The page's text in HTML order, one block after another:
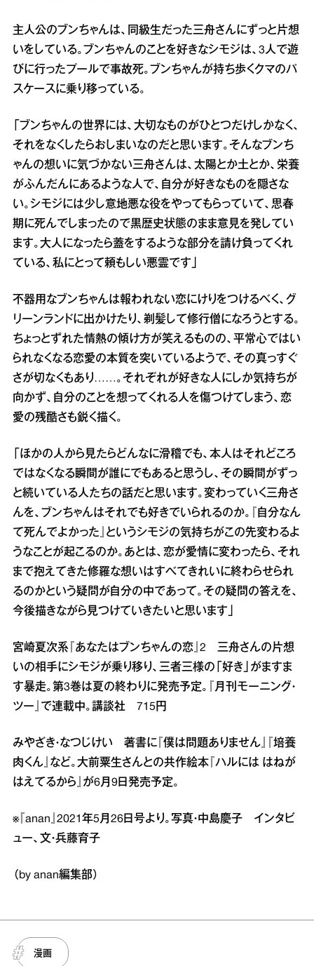
主人公のブンちゃんは、同級生だった三舟さんにずっと片想
いをしている。ブンちゃんのことを好きなシモジは、3人で遊
びに行ったプールで事故死。ブンちゃんが持ち歩くクマのパ
スケースに乗り移っている。
「ブンちゃんの世界には、大切なものがひとつだけしかなく、
それをなくしたらおしまいなのだと思います。そんなブンち
ゃんの想いに気づかない三舟さんは、太陽とか土とか、栄養
がふんだんにあるような人で、自分が好きなものを隠さな
い。シモジには少し意地悪な役をやってもらっていて、思春
期に死んでしまったので黒歴史状態のまま意見を発してい
ます。大人になったら蓋をするような部分を請け負ってくれ
ている、私にとって頼もしい悪霊です」
不器用なブンちゃんは報われない恋にけりをつけるべく、グ
リーンランドに出かけたり、剃髪して修行僧になろうとする。
ちょっとずれた情熱の傾け方が笑えるものの、平常心ではい
られなくなる恋愛の本質を突いているようで、その真っすぐ
さが切なくもあり……。それぞれが好きな人にしか気持ちが
向かず、自分のことを想ってくれる人を傷つけてしまう、恋
愛の残酷さも鋭く描く。
「ほかの人から見たらどんなに滑稽でも、本人はそれどころ
ではなくなる瞬間が誰にでもあると思うし、その瞬間がずっ
と続いている人たちの話だと思います。変わっていく三舟さ
んを、ブンちゃんはそれでも好きでいられるのか。『自分なん
て死んでよかった』というシモジの気持ちがこの先変わるよ
うなことが起こるのか。あとは、恋が愛情に変わったら、それ
まで抱えてきた修羅な想いはすべてきれいに終わらせられ
るのかという疑問が自分の中であって。その疑問の答えを、
今後描きながら見つけていきたいと思います」
宮崎夏次系『あなたはブンちゃんの恋』2 三舟さんの片想
いの相手にシモジが乗り移り、三者三様の「好き」がますま
す暴走。第3巻は夏の終わりに発売予定。『月刊モーニング・
ツー』で連載中。講談社 715円
みやざき・なつじけい 著書に『僕は問題ありません』『培養
肉くん』など。大前粟生さんとの共作絵本『ハルには はねが
はえてるから』が6月9日発売予定。
※『anan』2021年5月26日号より。写真・中島慶子 インタビ
ュー、文・兵藤育子
（by anan編集部）
漫画